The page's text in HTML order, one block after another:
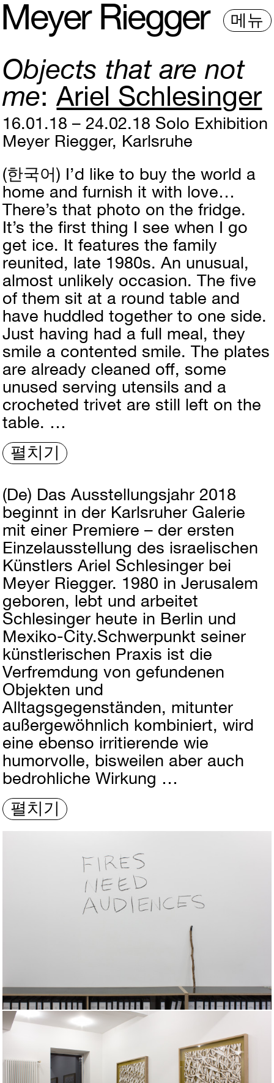
Meyer Riegger 메뉴
Objects that are not
me Ariel Schlesinger
16.01.18 – 24.02.18 Solo Exhibition
Meyer Riegger, Karlsruhe
(한국어) I’d like to buy the world a
home and furnish it with love…
There’s that photo on the fridge.
It’s the first thing I see when I go
get ice. It features the family
reunited, late 1980s. An unusual,
almost unlikely occasion. The five
of them sit at a round table and
have huddled together to one side.
Just having had a full meal, they
smile a contented smile. The plates
are already cleaned off, some
unused serving utensils and a
crocheted trivet are still left on the
table. …
펼치기
(De) Das Ausstellungsjahr 2018
beginnt in der Karlsruher Galerie
mit einer Premiere – der ersten
Einzelausstellung des israelischen
Künstlers Ariel Schlesinger bei
Meyer Riegger. 1980 in Jerusalem
geboren, lebt und arbeitet
Schlesinger heute in Berlin und
Mexiko-City.Schwerpunkt seiner
künstlerischen Praxis ist die
Verfremdung von gefundenen
Objekten und
Alltagsgegenständen, mitunter
außergewöhnlich kombiniert, wird
eine ebenso irritierende wie
humorvolle, bisweilen aber auch
bedrohliche Wirkung …
펼치기